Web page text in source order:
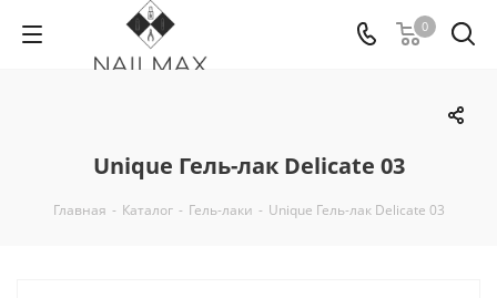
0
Unique Гель-лак Delicate 03
Главная - Каталог - Гель-лаки - Unique Гель-лак Delicate 03